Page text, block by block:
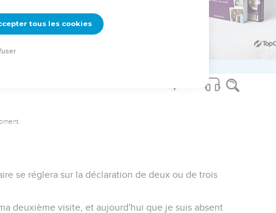
à votre sujet et que je n'aie à pleurer sur
sont pas détournés de l'impureté, l’immoralité
se réglera sur la déclaration de deux ou de trois
deuxième visite, et aujourd'hui que je suis absent
tous les cookies